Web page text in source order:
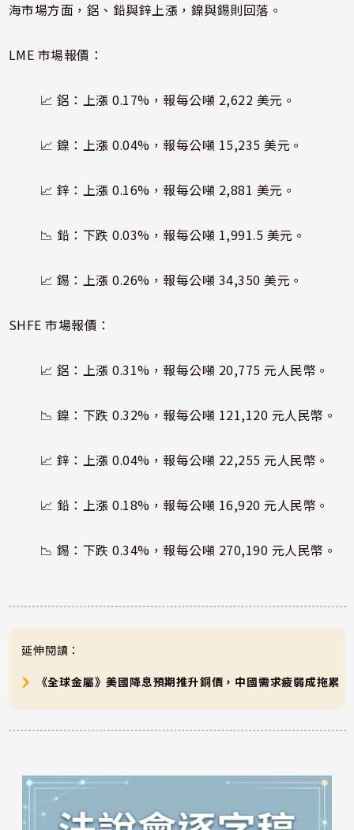
海市場方面，鋁、鉛與鋅上漲，鎳與錫則回落。
LME 市場報價：
📈 鋁：上漲 0.17%，報每公噸 2,622 美元。
📈 鎳：上漲 0.04%，報每公噸 15,235 美元。
📈 鋅：上漲 0.16%，報每公噸 2,881 美元。
📉 鉛：下跌 0.03%，報每公噸 1,991.5 美元。
📈 錫：上漲 0.26%，報每公噸 34,350 美元。
SHFE 市場報價：
📈 鋁：上漲 0.31%，報每公噸 20,775 元人民幣。
📉 鎳：下跌 0.32%，報每公噸 121,120 元人民幣。
📈 鋅：上漲 0.04%，報每公噸 22,255 元人民幣。
📈 鉛：上漲 0.18%，報每公噸 16,920 元人民幣。
📉 錫：下跌 0.34%，報每公噸 270,190 元人民幣。
延伸閱讀：
《全球金屬》美國降息預期推升銅價，中國需求疲弱成拖累